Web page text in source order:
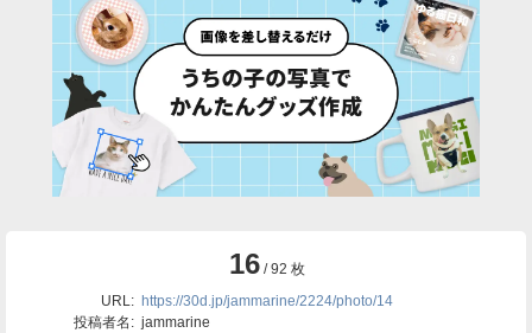
16/ 92 枚
URL: https://30d.jp/jammarine/2224/photo/14
投稿者名: jammarine